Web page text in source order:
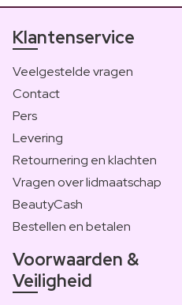
Klantenservice
Veelgestelde vragen
Contact
Pers
Levering
Retournering en klachten
Vragen over lidmaatschap
BeautyCash
Bestellen en betalen
Voorwaarden &
Veiligheid